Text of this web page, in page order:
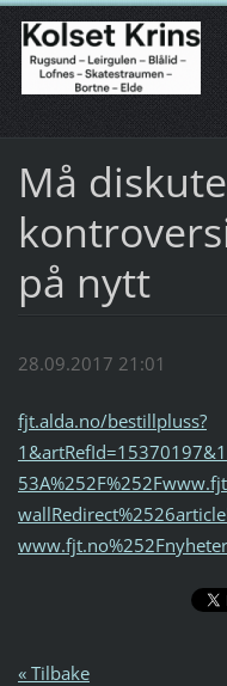
Må
på nytt
28.09.2017 21:01
fjt.alda.no/bestillpluss?
« Tilbake